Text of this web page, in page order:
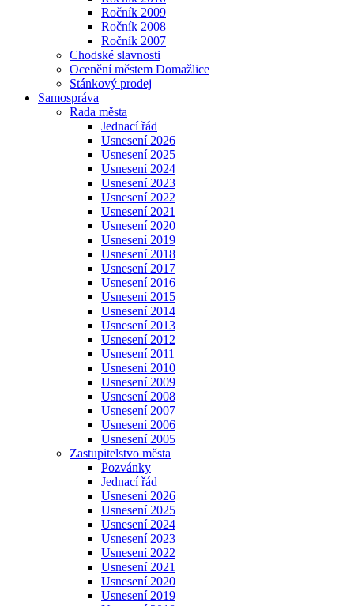
Ročník 2009
Ročník 2008
Ročník 2007
Chodské slavnosti
Ocenění městem Domažlice
Stánkový prodej
Samospráva
Rada města
Jednací řád
Usnesení 2026
Usnesení 2025
Usnesení 2024
Usnesení 2023
Usnesení 2022
Usnesení 2021
Usnesení 2020
Usnesení 2019
Usnesení 2018
Usnesení 2017
Usnesení 2016
Usnesení 2015
Usnesení 2014
Usnesení 2013
Usnesení 2012
Usnesení 2011
Usnesení 2010
Usnesení 2009
Usnesení 2008
Usnesení 2007
Usnesení 2006
Usnesení 2005
Zastupitelstvo města
Pozvánky
Jednací řád
Usnesení 2026
Usnesení 2025
Usnesení 2024
Usnesení 2023
Usnesení 2022
Usnesení 2021
Usnesení 2020
Usnesení 2019